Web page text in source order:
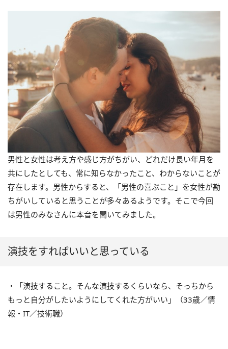
男性と女性は考え方や感じ方がちがい、どれだけ長い年月を
共にしたとしても、常に知らなかったこと、わからないことが
存在します。男性からすると、「男性の喜ぶこと」を女性が勘
ちがいしていると思うことが多々あるようです。そこで今回
は男性のみなさんに本音を聞いてみました。
演技をすればいいと思っている
・「演技すること。そんな演技するくらいなら、そっちから
もっと自分がしたいようにしてくれた方がいい」（33歳／情
報・IT／技術職）